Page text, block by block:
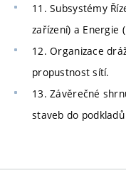
11. Subsystémy
zařízení) a Energie
12. Organizace
propustnost sítí.
13. Závěrečné
staveb do